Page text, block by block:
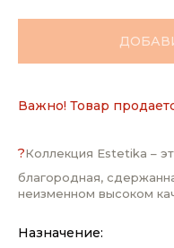
Важно! Товар
?Коллекция Estetika –
благородная,
неизменном высоком
Назначение: